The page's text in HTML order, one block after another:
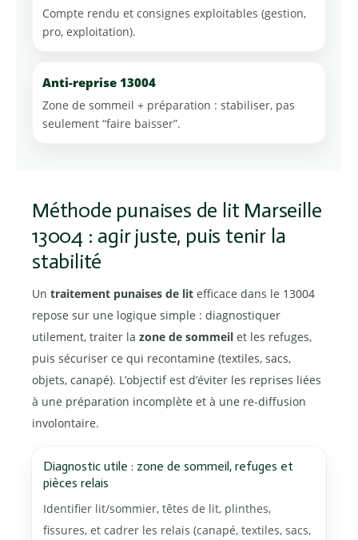
Compte rendu et consignes exploitables (gestion,
pro, exploitation).
Anti-reprise 13004
Zone de sommeil + préparation : stabiliser, pas
seulement “faire baisser”.
Méthode punaises de lit Marseille
13004 : agir juste, puis tenir la
stabilité
Un traitement punaises de lit efficace dans le 13004
repose sur une logique simple : diagnostiquer
utilement, traiter la zone de sommeil et les refuges,
puis sécuriser ce qui recontamine (textiles, sacs,
objets, canapé). L’objectif est d’éviter les reprises liées
à une préparation incomplète et à une re-diffusion
involontaire.
Diagnostic utile : zone de sommeil, refuges et
pièces relais
Identifier lit/sommier, têtes de lit, plinthes,
fissures, et cadrer les relais (canapé, textiles, sacs,